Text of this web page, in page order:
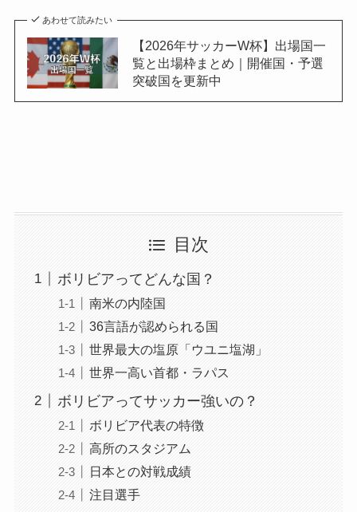
あわせて読みたい
【2026年サッカーW杯】出場国一
覧と出場枠まとめ｜開催国・予選
突破国を更新中
目次
ボリビアってどんな国？
南米の内陸国
36言語が認められる国
世界最大の塩原「ウユニ塩湖」
世界一高い首都・ラパス
ボリビアってサッカー強いの？
ボリビア代表の特徴
高所のスタジアム
日本との対戦成績
注目選手